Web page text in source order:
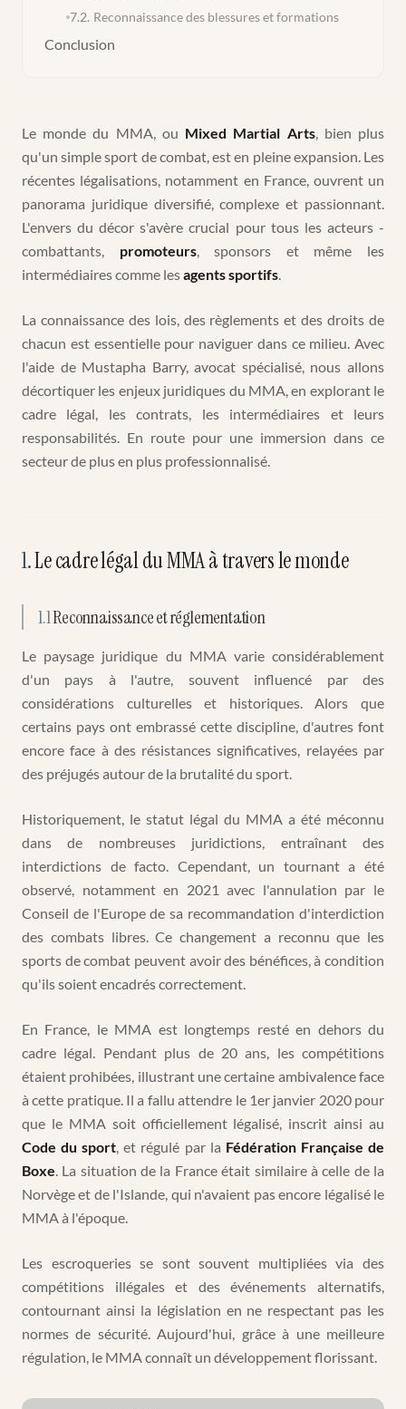
7.2. Reconnaissance des blessures et formations
Conclusion
Le monde du MMA, ou Mixed Martial Arts, bien plus
qu'un simple sport de combat, est en pleine expansion. Les
récentes légalisations, notamment en France, ouvrent un
panorama juridique diversifié, complexe et passionnant.
L'envers du décor s'avère crucial pour tous les acteurs -
combattants, promoteurs, sponsors et même les
intermédiaires comme lesagents sportifs.
La connaissance des lois, des règlements et des droits de
chacun est essentielle pour naviguer dans ce milieu. Avec
l'aide de Mustapha Barry, avocat spécialisé, nous allons
décortiquer les enjeux juridiques du MMA, en explorant le
cadre légal, les contrats, les intermédiaires et leurs
responsabilités. En route pour une immersion dans ce
secteur de plus en plus professionnalisé.
1.Le cadre légal du MMA à travers le monde
1.1Reconnaissance et réglementation
Le paysage juridique du MMA varie considérablement
d'un pays à l'autre, souvent influencé par des
considérations culturelles et historiques. Alors que
certains pays ont embrassé cette discipline, d'autres font
encore face à des résistances significatives, relayées par
des préjugés autour de la brutalité du sport.
Historiquement, le statut légal du MMA a été méconnu
dans de nombreuses juridictions, entraînant des
interdictions de facto. Cependant, un tournant a été
observé, notamment en 2021 avec l'annulation par le
Conseil de l'Europe de sa recommandation d'interdiction
des combats libres. Ce changement a reconnu que les
sports de combat peuvent avoir des bénéfices, à condition
qu'ils soient encadrés correctement.
En France, le MMA est longtemps resté en dehors du
cadre légal. Pendant plus de 20 ans, les compétitions
étaient prohibées, illustrant une certaine ambivalence face
à cette pratique. Il a fallu attendre le 1er janvier 2020 pour
que le MMA soit officiellement légalisé, inscrit ainsi au
Code du sport, et régulé par la Fédération Française de
Boxe. La situation de la France était similaire à celle de la
Norvège et de l'Islande, qui n'avaient pas encore légalisé le
MMA à l'époque.
Les escroqueries se sont souvent multipliées via des
compétitions illégales et des événements alternatifs,
contournant ainsi la législation en ne respectant pas les
normes de sécurité. Aujourd'hui, grâce à une meilleure
régulation, le MMA connaît un développement florissant.